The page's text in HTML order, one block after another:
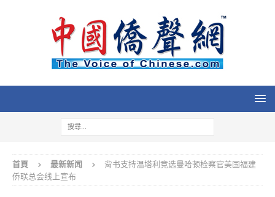
首頁 最新新闻
背书支持温塔利竞选曼哈顿检察官美国福建
侨联总会线上宣布